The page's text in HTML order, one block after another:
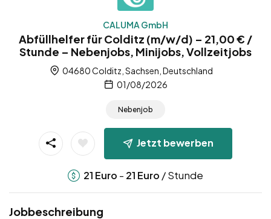
CALUMA GmbH
Abfüllhelfer für Colditz (m/w/d) – 21,00 € /
Stunde – Nebenjobs, Minijobs, Vollzeitjobs
04680 Colditz, Sachsen, Deutschland
01/08/2026
Nebenjob
Jetzt bewerben
21 Euro - 21 Euro / Stunde
Jobbeschreibung